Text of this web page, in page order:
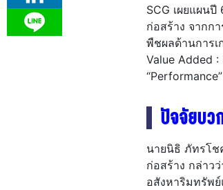
SCG เผยแผน
ก่อสร้าง จากก
พืชผลด้านการ
Value Added
ปัจจัยบว
นายนิธิ ภัทรโช
ก่อสร้าง กล่าว
อสังหาริมทรัพ